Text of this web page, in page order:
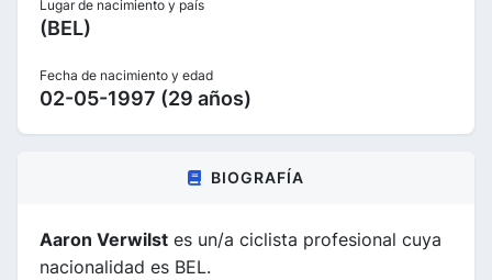
Lugar de nacimiento y país
(BEL)
Fecha de nacimiento y edad
02-05-1997 (29 años)
BIOGRAFÍA
Aaron Verwilst es un/a ciclista profesional cuya
nacionalidad es BEL.